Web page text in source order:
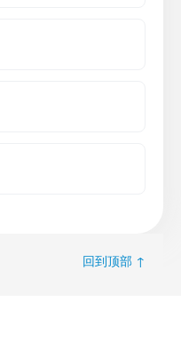
回到顶部 ↑